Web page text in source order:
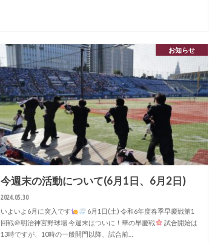
お知らせ
今週末の活動について(6月1日、6月2日)
2024.05.30
いよいよ6月に突入です
6月1日(土) 令和6年度春季早慶戦第1
回戦＠明治神宮野球場 今週末はついに！華の早慶戦
試合開始は
13時ですが、10時の一般開門以降、試合前…